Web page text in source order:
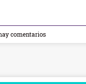
comentarios